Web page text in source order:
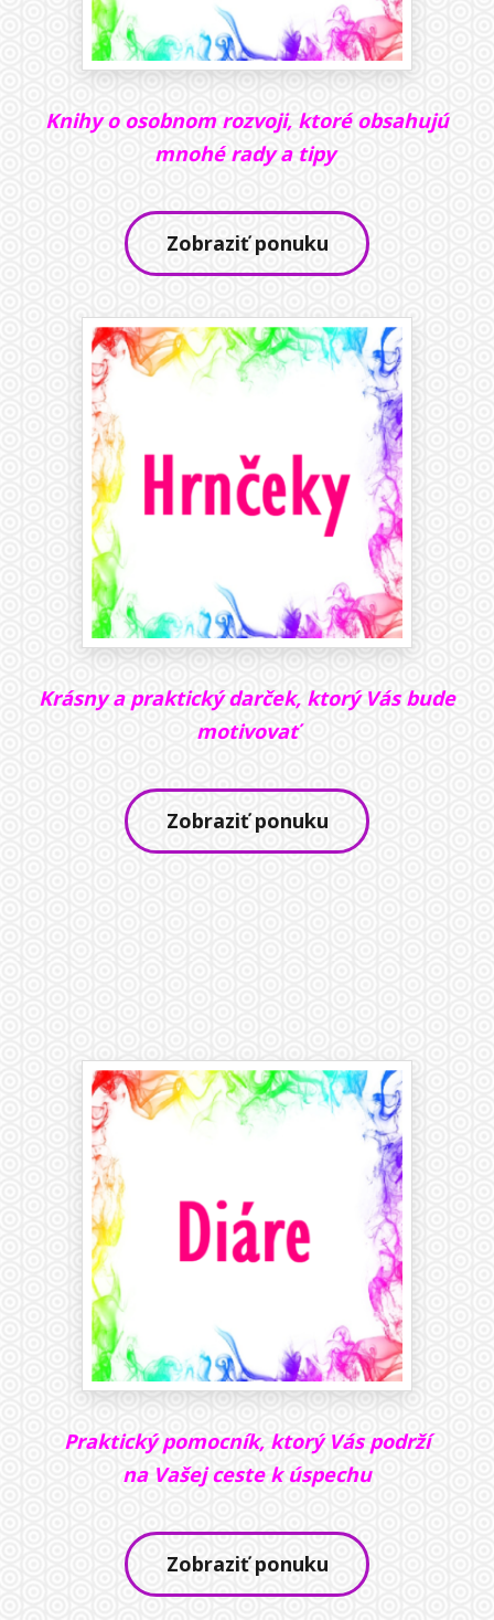
Knihy o osobnom rozvoji, ktoré obsahujú
mnohé rady a tipy
Zobraziť ponuku
Krásny a praktický darček, ktorý Vás bude
motivovať
Zobraziť ponuku
Praktický pomocník, ktorý Vás podrží
na Vašej ceste k úspechu
Zobraziť ponuku